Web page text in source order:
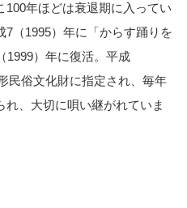
年ほどは衰退期に入ってい
7（1995）年に「からす踊りを
1999）年に復活。平成
民俗文化財に指定され、毎年
、大切に唄い継がれていま